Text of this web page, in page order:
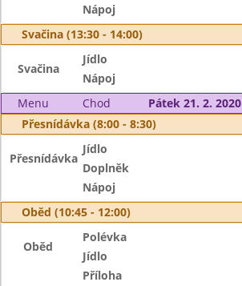
Nápoj
Svačina (13:30 - 14:00)
Svačina
Jídlo
Nápoj
Menu
Chod
Pátek 21. 2. 2020
Přesnídávka (8:00 - 8:30)
Přesnídávka
Jídlo
Doplněk
Nápoj
Oběd (10:45 - 12:00)
Oběd
Polévka
Jídlo
Příloha